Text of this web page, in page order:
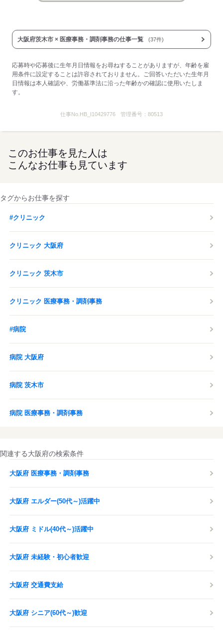
大阪府茨木市 × 医療事務・調剤事務の仕事一覧 (37件)
応募時や応募後に生年月日情報をお尋ねすることがありますが、年齢を雇
用条件に設定することは許容されておりません。ご回答いただいた生年月
日情報は本人確認や、労働基準法に沿った年齢かの確認に使用いたしま
す。
仕事No. HB_I10429776 管理番号： 80513
このお仕事を見た人は
こんなお仕事も見ています
タグからお仕事を探す
#クリニック
クリニック 大阪府
クリニック 茨木市
クリニック 医療事務・調剤事務
#病院
病院 大阪府
病院 茨木市
病院 医療事務・調剤事務
関連する大阪府の検索条件
大阪府 医療事務・調剤事務
大阪府 エルダー(50代～)活躍中
大阪府 ミドル(40代～)活躍中
大阪府 未経験・初心者歓迎
大阪府 交通費支給
大阪府 シニア(60代～)歓迎